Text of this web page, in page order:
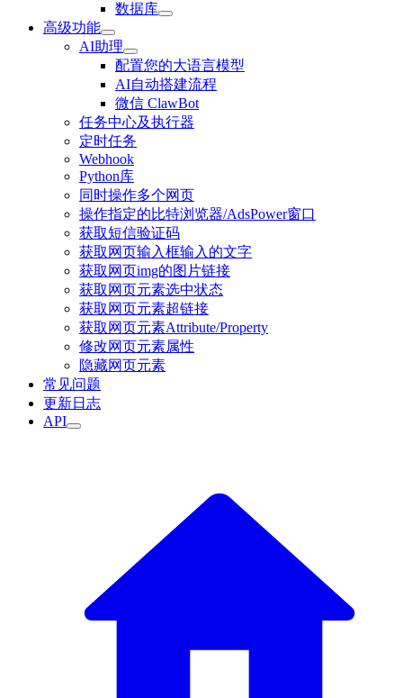
数据库
高级功能
AI助理
配置您的大语言模型
AI自动搭建流程
微信 ClawBot
任务中心及执行器
定时任务
Webhook
Python库
同时操作多个网页
操作指定的比特浏览器/AdsPower窗口
获取短信验证码
获取网页输入框输入的文字
获取网页img的图片链接
获取网页元素选中状态
获取网页元素超链接
获取网页元素Attribute/Property
修改网页元素属性
隐藏网页元素
常见问题
更新日志
API